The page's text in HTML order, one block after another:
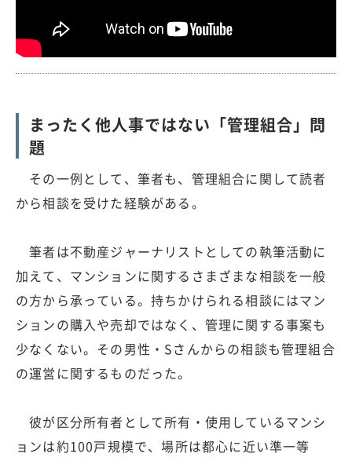
まったく他人事ではない「管理組合」問
題
その一例として、筆者も、管理組合に関して読者
から相談を受けた経験がある。
筆者は不動産ジャーナリストとしての執筆活動に
加えて、マンションに関するさまざまな相談を一般
の方から承っている。持ちかけられる相談にはマン
ションの購入や売却ではなく、管理に関する事案も
少なくない。その男性・Sさんからの相談も管理組合
の運営に関するものだった。
彼が区分所有者として所有・使用しているマンシ
ョンは約100戸規模で、場所は都心に近い準一等